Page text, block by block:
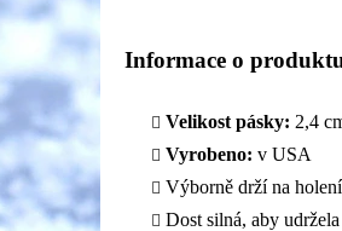
Informace o
Velikost pásky: 2,4
Vyrobeno: v USA
Výborně drží na
Dost silná, aby